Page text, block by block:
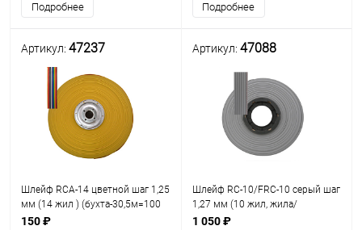
Подробнее Подробнее
Артикул: 47237
Шлейф RCA-14 цветной шаг 1,25
мм (14 жил ) (бухта-30,5м=100
футов) ЦЕНА за 0,5м (кабель
150 ₽
Артикул: 47088
Шлейф RC-10/FRC-10 серый шаг
1,27 мм (10 жил, жила/
изоляция - Сu/ PVC )
1 050 ₽